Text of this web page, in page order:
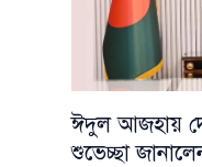
ঈদুল আজহায়
শুভেচ্ছা